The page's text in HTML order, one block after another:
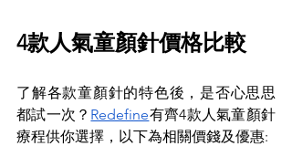
4款人氣童顏針價格比較
了解各款童顏針的特色後，是否心思思
都試一次？ Redefine有齊4款人氣童顏針
療程供你選擇，以下為相關價錢及優惠: